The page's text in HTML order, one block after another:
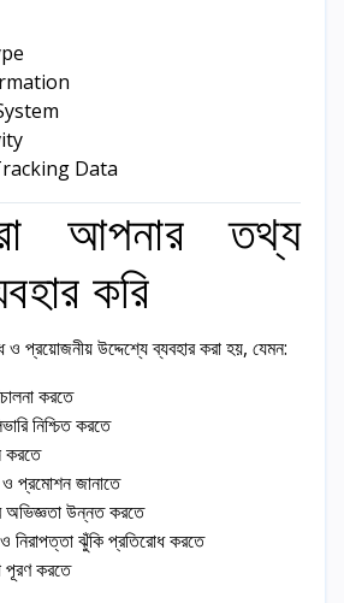
Data
আপনার তথ্য
করি
প্রয়োজনীয় উদ্দেশ্যে ব্যবহার করা হয়, যেমন:
করতে
নিশ্চিত করতে
করতে
প্রমোশন জানাতে
অভিজ্ঞতা উন্নত করতে
নিরাপত্তা ঝুঁকি প্রতিরোধ করতে
পূরণ করতে